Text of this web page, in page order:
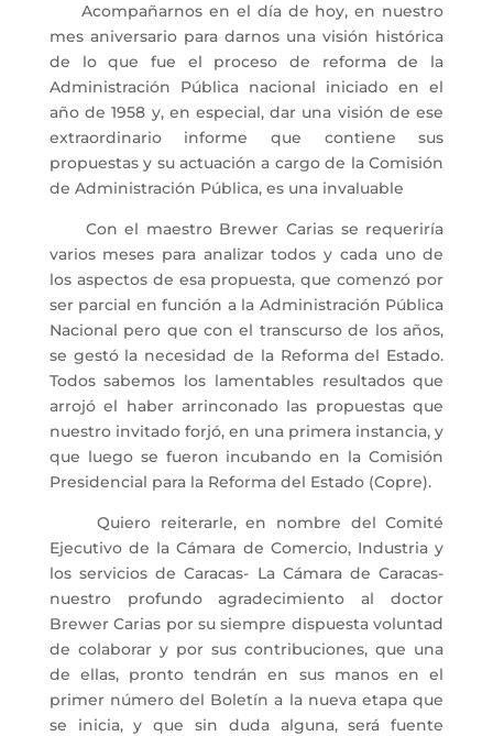
Acompañarnos en el día de hoy, en nuestro
mes aniversario para darnos una visión histórica
de lo que fue el proceso de reforma de la
Administración Pública nacional iniciado en el
año de 1958 y, en especial, dar una visión de ese
extraordinario informe que contiene sus
propuestas y su actuación a cargo de la Comisión
de Administración Pública, es una invaluable
Con el maestro Brewer Carias se requeriría
varios meses para analizar todos y cada uno de
los aspectos de esa propuesta, que comenzó por
ser parcial en función a la Administración Pública
Nacional pero que con el transcurso de los años,
se gestó la necesidad de la Reforma del Estado.
Todos sabemos los lamentables resultados que
arrojó el haber arrinconado las propuestas que
nuestro invitado forjó, en una primera instancia, y
que luego se fueron incubando en la Comisión
Presidencial para la Reforma del Estado (Copre).
Quiero reiterarle, en nombre del Comité
Ejecutivo de la Cámara de Comercio, Industria y
los servicios de Caracas- La Cámara de Caracas-
nuestro profundo agradecimiento al doctor
Brewer Carias por su siempre dispuesta voluntad
de colaborar y por sus contribuciones, que una
de ellas, pronto tendrán en sus manos en el
primer número del Boletín a la nueva etapa que
se inicia, y que sin duda alguna, será fuente